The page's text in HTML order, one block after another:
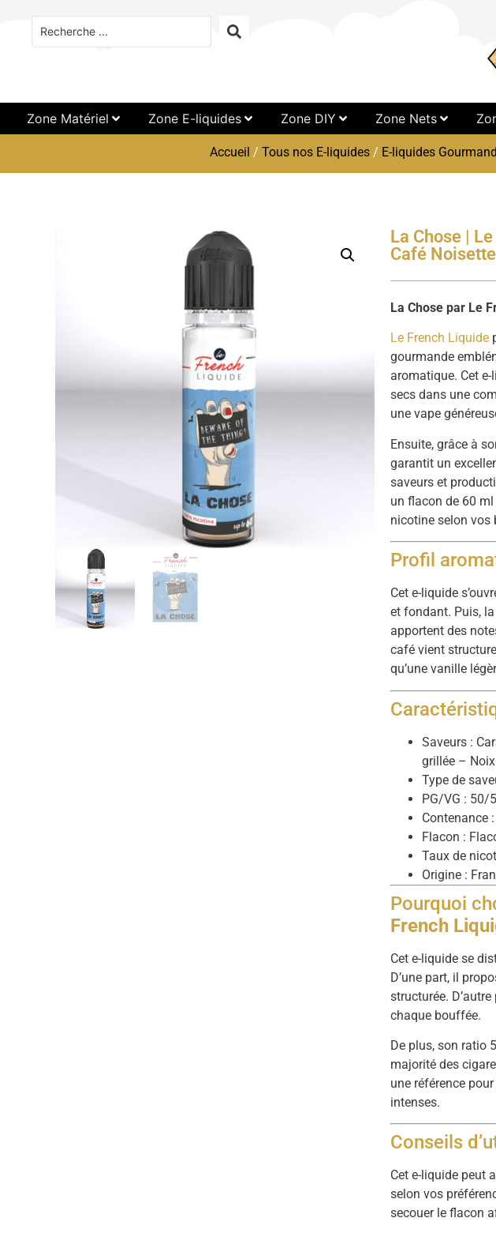
Zone Matériel Zone E-liquides Zone DIY Zone Nets
Accueil / Tous nos E-liquides/ E-liquides
La Chose |
Café
La Chose par Le
Le French Liquide
gourmande
aromatique. Cet
secs dans une
une vape
Ensuite, grâce à
garantit un
saveurs et
un flacon de 60
nicotine selon vos
Profil
Cet e-liquide
et fondant. Puis,
apportent des
café vient
qu’une vanille
Saveurs :
grillée –
Type de
PG/VG : 50/
Contenance
Flacon :
Taux de
Origine :
Pourquoi
French
Cet e-liquide se
D’une part, il
structurée.
chaque bouffée.
De plus, son ratio
majorité des
une référence
intenses.
Conseils
Cet e-liquide peut
selon vos
secouer le flacon